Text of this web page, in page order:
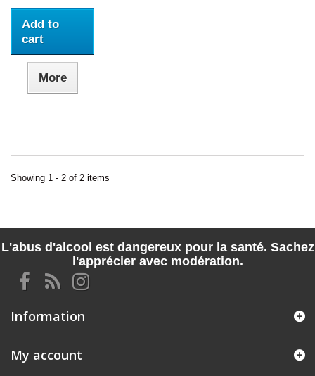
Add to
cart
More
Showing 1 - 2 of 2 items
L'abus d'alcool est dangereux pour la santé. Sachez
l'apprécier avec modération.
Information
My account